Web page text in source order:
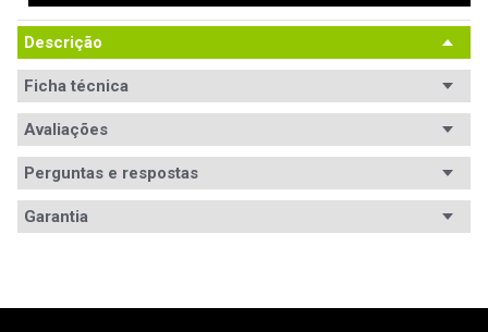
Descrição
Ficha técnica
Avaliações
Avaliações
ESCREVER AVALIAÇÃO
Perguntas e respostas
Garantia